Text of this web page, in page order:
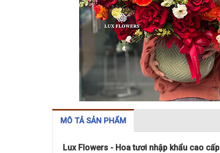
MÔ TẢ SẢN PHẨM
Lux Flowers - Hoa tươi nhập khẩu cao cấp